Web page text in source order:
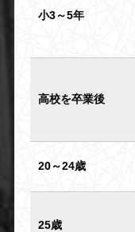
小3～5年
高校を卒業後
20～24歳
25歳